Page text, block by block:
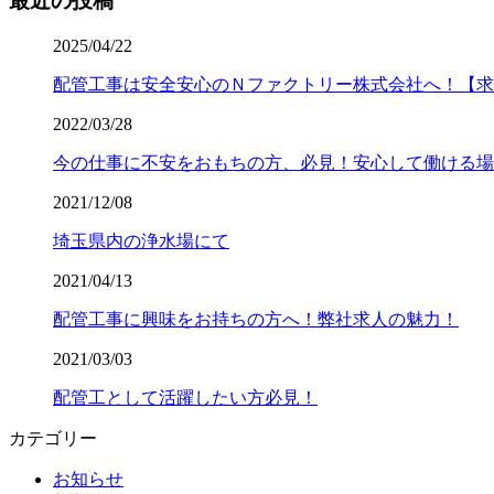
2025/04/22
配管工事は安全安心のＮファクトリー株式会社へ！【求
2022/03/28
今の仕事に不安をおもちの方、必見！安心して働ける
2021/12/08
埼玉県内の浄水場にて
2021/04/13
配管工事に興味をお持ちの方へ！弊社求人の魅力！
2021/03/03
配管工として活躍したい方必見！
カテゴリー
お知らせ